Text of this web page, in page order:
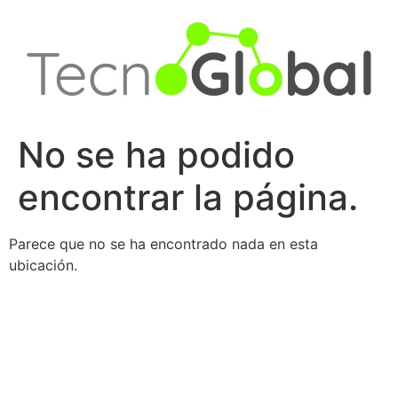
contenido
No se ha podido
encontrar la página.
Parece que no se ha encontrado nada en esta
ubicación.